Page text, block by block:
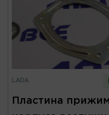
LADA
Пластина